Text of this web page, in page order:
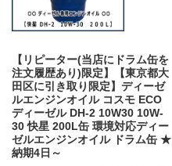
【リピーター(当店にドラム缶を
注文履歴あり)限定】【東京都大
田区に引き取り限定】ディーゼ
ルエンジンオイル コスモ ECO
ディーゼル DH-2 10W30 10W-
30 快星 200L缶 環境対応ディー
ゼルエンジンオイル ドラム缶 ★
納期4日～